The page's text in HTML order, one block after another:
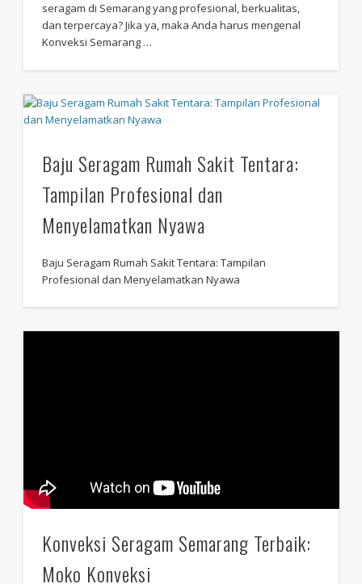
seragam di Semarang yang profesional, berkualitas,
dan terpercaya? Jika ya, maka Anda harus mengenal
Konveksi Semarang …
Baju Seragam Rumah Sakit Tentara:
Tampilan Profesional dan
Menyelamatkan Nyawa
Baju Seragam Rumah Sakit Tentara: Tampilan
Profesional dan Menyelamatkan Nyawa
Konveksi Seragam Semarang Terbaik:
Moko Konveksi